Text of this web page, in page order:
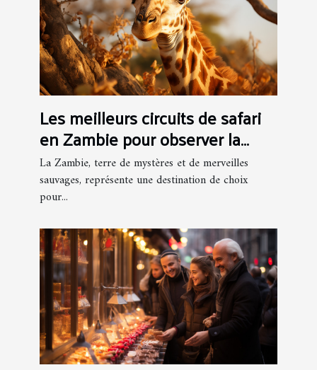
Les meilleurs circuits de safari
en Zambie pour observer la
faune sauvage
La Zambie, terre de mystères et de merveilles
sauvages, représente une destination de choix
pour...